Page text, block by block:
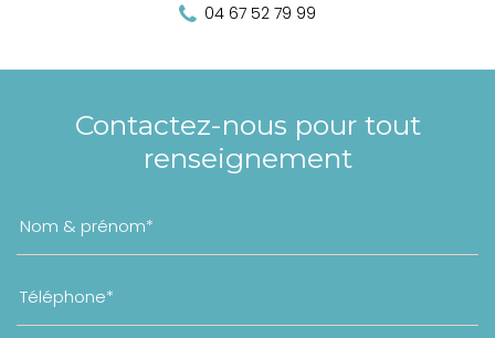
04 67 52 79 99
Contactez-nous pour tout
renseignement